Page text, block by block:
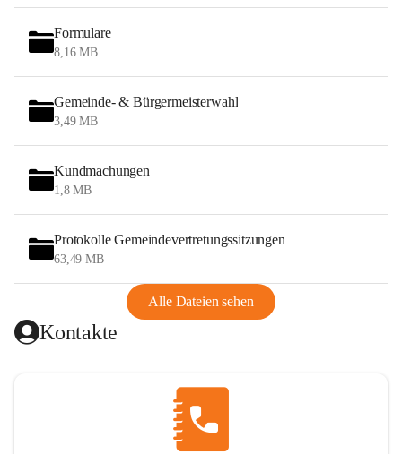
Formulare
8,16 MB
Gemeinde- & Bürgermeisterwahl
3,49 MB
Kundmachungen
1,8 MB
Protokolle Gemeindevertretungssitzungen
63,49 MB
Alle Dateien sehen
Kontakte